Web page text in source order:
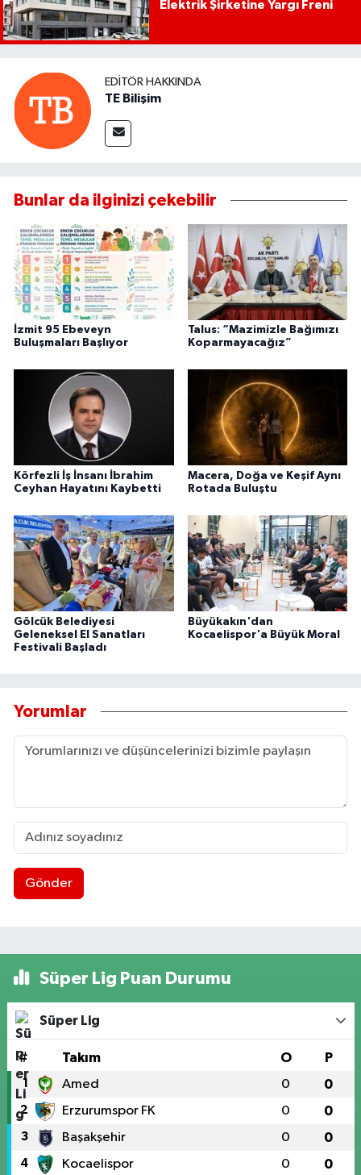
Elektrik Şirketine Yargı Freni
EDITÖR HAKKINDA
TE Bilişim
Bunlar da ilginizi çekebilir
İzmit 95 Ebeveyn
Buluşmaları Başlıyor
Talus: “Mazimizle Bağımızı
Koparmayacağız”
Körfezli İş İnsanı İbrahim
Ceyhan Hayatını Kaybetti
Macera, Doğa ve Keşif Aynı
Rotada Buluştu
Gölcük Belediyesi
Geleneksel El Sanatları
Festivali Başladı
Büyükakın'dan
Kocaelispor'a Büyük Moral
Yorumlar
Gönder
Süper Lig Puan Durumu
Süper Lig
# Takım O P
1 Amed 0 0
2 Erzurumspor FK 0 0
3 Başakşehir 0 0
4 Kocaelispor 0 0